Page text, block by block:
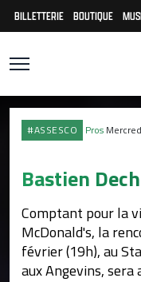
BILLETTERIE BOUTIQUE
#ASSESCO Pros
Bastien
Comptant pour la
McDonald's, la
février (19h), au
aux Angevins,